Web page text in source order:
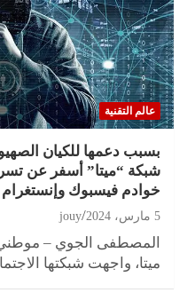
عالم التقنية
بسبب دعمها للكيان
شبكة “ميتا” أسفر عن
خوادم فيسبوك وإنستغرام
5 مارس، 2024 jouy
المصطفى الجوي –
ميتا، واجهت شبكتها